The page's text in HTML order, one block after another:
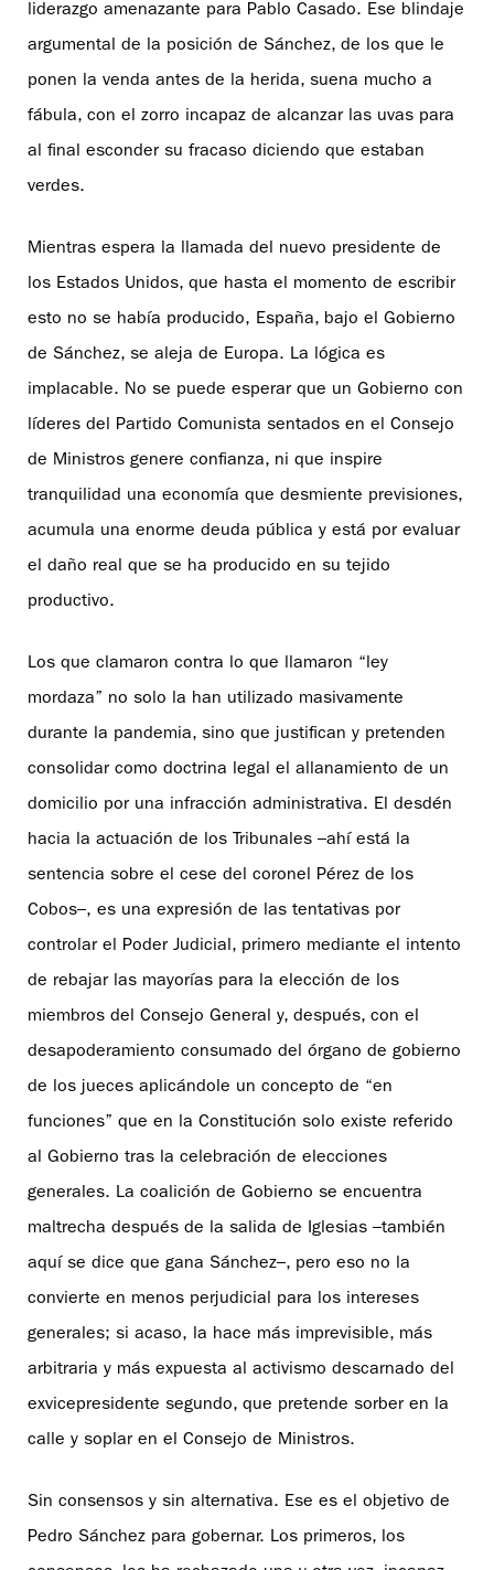
liderazgo amenazante para Pablo Casado. Ese blindaje
argumental de la posición de Sánchez, de los que le
ponen la venda antes de la herida, suena mucho a
fábula, con el zorro incapaz de alcanzar las uvas para
al final esconder su fracaso diciendo que estaban
verdes.
Mientras espera la llamada del nuevo presidente de
los Estados Unidos, que hasta el momento de escribir
esto no se había producido, España, bajo el Gobierno
de Sánchez, se aleja de Europa. La lógica es
implacable. No se puede esperar que un Gobierno con
líderes del Partido Comunista sentados en el Consejo
de Ministros genere confianza, ni que inspire
tranquilidad una economía que desmiente previsiones,
acumula una enorme deuda pública y está por evaluar
el daño real que se ha producido en su tejido
productivo.
Los que clamaron contra lo que llamaron “ley
mordaza” no solo la han utilizado masivamente
durante la pandemia, sino que justifican y pretenden
consolidar como doctrina legal el allanamiento de un
domicilio por una infracción administrativa. El desdén
hacia la actuación de los Tribunales –ahí está la
sentencia sobre el cese del coronel Pérez de los
Cobos–, es una expresión de las tentativas por
controlar el Poder Judicial, primero mediante el intento
de rebajar las mayorías para la elección de los
miembros del Consejo General y, después, con el
desapoderamiento consumado del órgano de gobierno
de los jueces aplicándole un concepto de “en
funciones” que en la Constitución solo existe referido
al Gobierno tras la celebración de elecciones
generales. La coalición de Gobierno se encuentra
maltrecha después de la salida de Iglesias –también
aquí se dice que gana Sánchez–, pero eso no la
convierte en menos perjudicial para los intereses
generales; si acaso, la hace más imprevisible, más
arbitraria y más expuesta al activismo descarnado del
exvicepresidente segundo, que pretende sorber en la
calle y soplar en el Consejo de Ministros.
Sin consensos y sin alternativa. Ese es el objetivo de
Pedro Sánchez para gobernar. Los primeros, los